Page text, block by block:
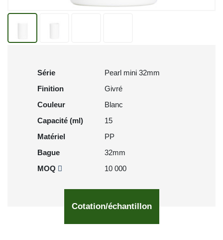
Série
Pearl mini 32mm
Finition
Givré
Couleur
Blanc
Capacité (ml)
15
Matériel
PP
Bague
32mm
MOQ
10 000
Cotation/échantillon